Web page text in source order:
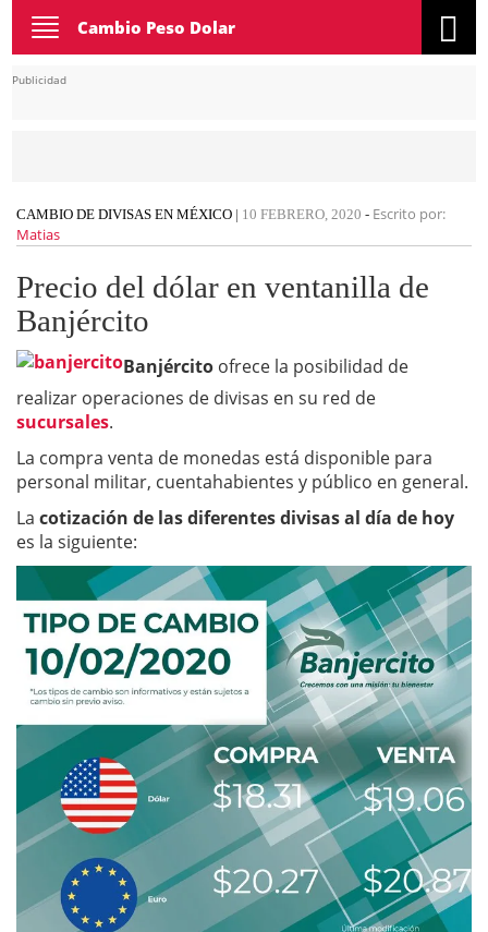
Toggle
navigation
Cambio Peso Dolar
Publicidad
CAMBIO DE DIVISAS EN MÉXICO | 10 FEBRERO, 2020 - Escrito por:
Matias
Precio del dólar en ventanilla de
Banjército
Banjército ofrece la posibilidad de
realizar operaciones de divisas en su red de
sucursales.
La compra venta de monedas está disponible para
personal militar, cuentahabientes y público en general.
La cotización de las diferentes divisas al día de hoy
es la siguiente: